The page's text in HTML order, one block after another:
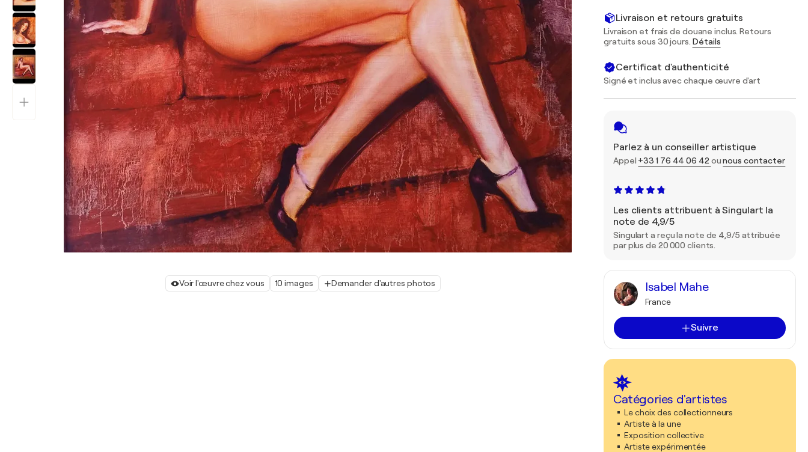
Voir l'œuvre chez vous 10 images Demander d'autres photos
Livraison et retours gratuits
Livraison et frais de douane inclus. Retours
gratuits sous 30 jours. Détails
Certificat d'authenticité
Signé et inclus avec chaque œuvre d'art
Parlez à un conseiller artistique
Appel +33 1 76 44 06 42 ounous contacter
Les clients attribuent à Singulart la
note de 4,9/5
Singulart a reçu la note de 4,9/5 attribuée
par plus de 20 000 clients.
Isabel Mahe
France
Suivre
Catégories d'artistes
Le choix des collectionneurs
Artiste à la une
Exposition collective
Artiste expérimentée